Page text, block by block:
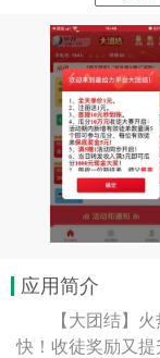
应用简介
【大团结】火
快！收徒奖励又